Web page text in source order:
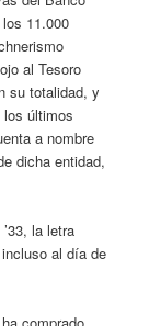
11.000
al Tesoro
su totalidad, y
últimos
a nombre
dicha entidad,
la letra
al día de